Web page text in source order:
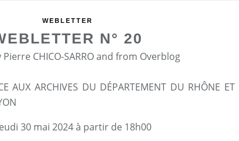
WEBLETTER
N° 20
CHICO-SARRO and from Overblog
AUX ARCHIVES DU DÉPARTEMENT DU RHÔNE ET
30 mai 2024 à partir de 18h00